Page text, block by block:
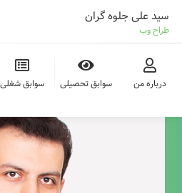
سید علی جلوه گران
طراح وب
درباره من سوابق تحصیلی سوابق شغلی